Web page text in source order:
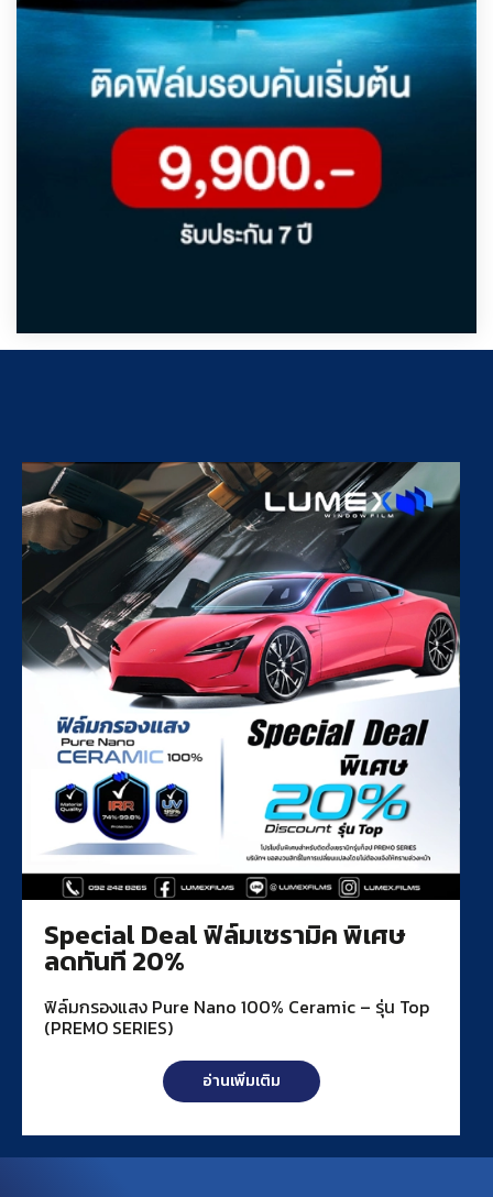
Special Deal ฟิล์มเซรามิค พิเศษ
ลดทันที 20%
ฟิล์มกรองแสง Pure Nano 100% Ceramic – รุ่น Top
(PREMO SERIES)
อ่านเพิ่มเติม